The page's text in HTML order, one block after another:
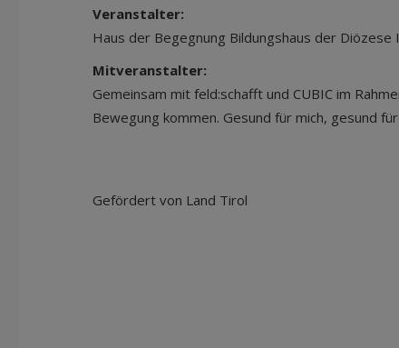
Veranstalter:
Haus der Begegnung Bildungshaus der Diözese
Mitveranstalter:
Gemeinsam mit feld:schafft und CUBIC im
Bewegung kommen. Gesund für mich, gesund
Gefördert von Land Tirol